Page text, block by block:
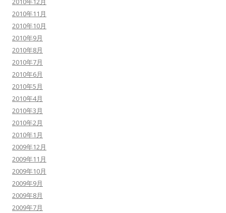
2010年11月
2010年10月
2010年9月
2010年8月
2010年7月
2010年6月
2010年5月
2010年4月
2010年3月
2010年2月
2010年1月
2009年12月
2009年11月
2009年10月
2009年9月
2009年8月
2009年7月